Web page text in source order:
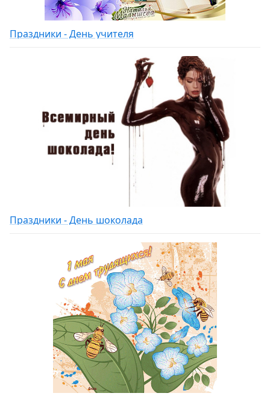
Праздники - День учителя
Праздники - День шоколада